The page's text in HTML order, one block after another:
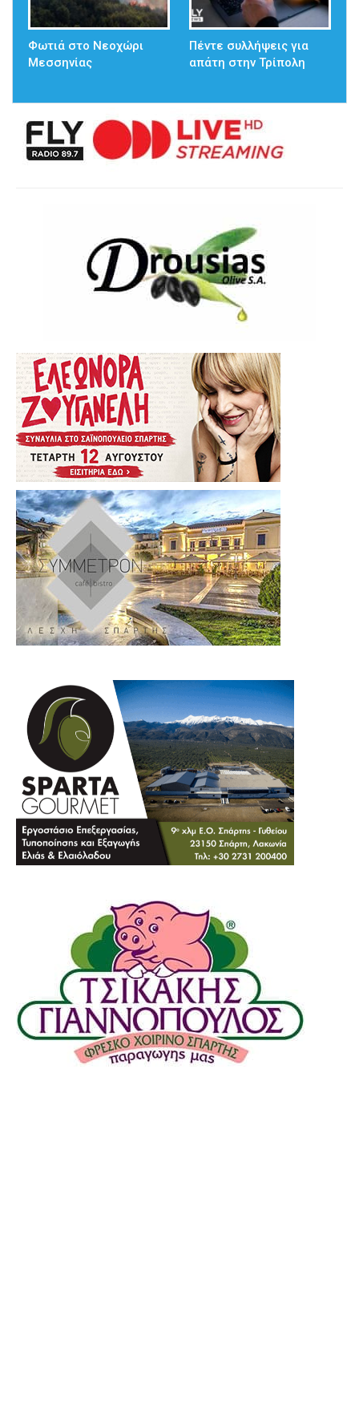
Φωτιά στο Νεοχώρι
Μεσσηνίας
Πέντε συλλήψεις για
απάτη στην Τρίπολη